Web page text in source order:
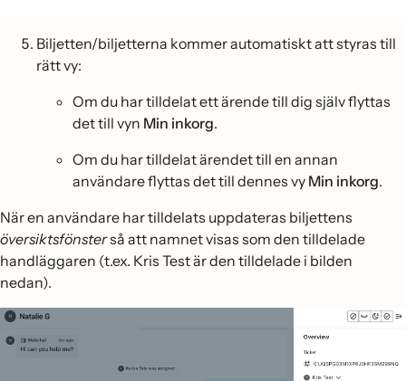
Biljetten/biljetterna kommer automatiskt att styras till
rätt vy:
Om du har tilldelat ett ärende till dig själv flyttas
det till vyn Min inkorg.
Om du har tilldelat ärendet till en annan
användare flyttas det till dennes vy Min inkorg.
När en användare har tilldelats uppdateras biljettens
översiktsfönsterså att namnet visas som den tilldelade
handläggaren (t.ex. Kris Test är den tilldelade i bilden
nedan).